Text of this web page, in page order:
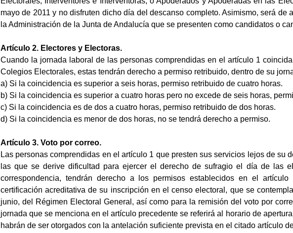
mayo de 2011 y no disfruten dicho día del descanso completo. Asimismo, será
la Administración de la Junta de Andalucía que se presenten como candidatos o
Artículo 2. Electores y Electoras.
Cuando la jornada laboral de las personas comprendidas en el artículo 1
Colegios Electorales, estas tendrán derecho a permiso retribuido, dentro de su
a) Si la coincidencia es superior a seis horas, permiso retribuido de cuatro horas.
b) Si la coincidencia es superior a cuatro horas pero no excede de seis horas,
c) Si la coincidencia es de dos a cuatro horas, permiso retribuido de dos horas.
d) Si la coincidencia es menor de dos horas, no se tendrá derecho a permiso.
Artículo 3. Voto por correo.
Las personas comprendidas en el artículo 1 que presten sus servicios lejos de
las que se derive dificultad para ejercer el derecho de sufragio el día de las
correspondencia, tendrán derecho a los permisos establecidos en el
certificación acreditativa de su inscripción en el censo electoral, que se
junio, del Régimen Electoral General, así como para la remisión del voto por
jornada que se menciona en el artículo precedente se referirá al horario de
habrán de ser otorgados con la antelación suficiente prevista en el citado artículo